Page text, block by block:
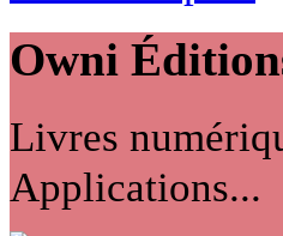
Owni
Livres
Applications...